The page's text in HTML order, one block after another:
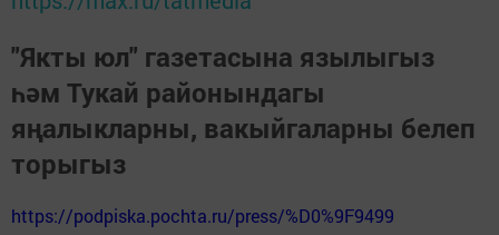
"Якты юл" газетасына язылыгыз
һәм Тукай районындагы
яңалыкларны, вакыйгаларны белеп
торыгыз
https://podpiska.pochta.ru/press/%D0%9F9499